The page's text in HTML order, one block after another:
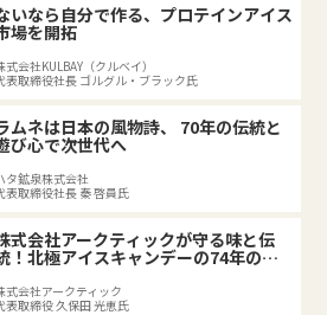
いなら自分で作る、プロテインアイス
場を開拓
式会社KULBAY（クルベイ）
表取締役社長 ゴルグル・ブラック氏
ムネは日本の風物詩、 70年の伝統と
び心で次世代へ
タ鉱泉株式会社
表取締役社長 秦 啓員氏
式会社アークティックが守る味と伝
！北極アイスキャンデーの74年の軌
式会社アークティック
表取締役 久保田 光恵氏